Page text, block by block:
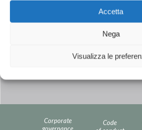
Accetta
Nega
Visualizza le
Next Post
INALCA ASSUMED
COOPERATIVES AT
Corporate
Code